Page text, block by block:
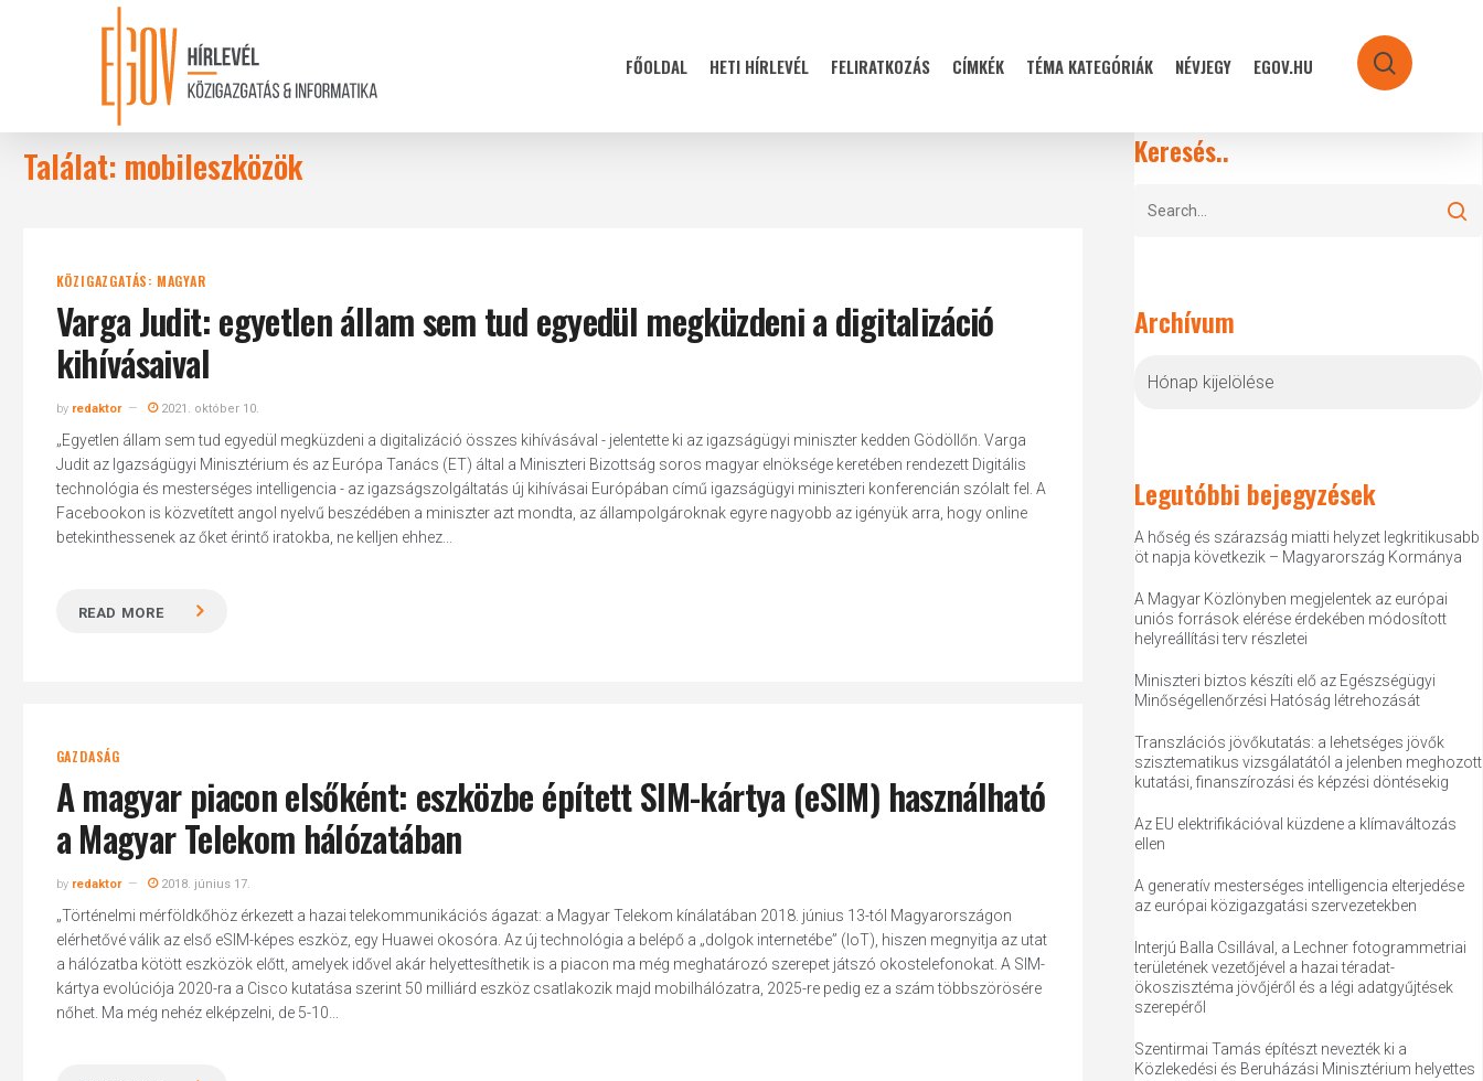
FŐOLDAL HETI HÍRLEVÉL FELIRATKOZÁS CÍMKÉK TÉMA KATEGÓRIÁK NÉVJEGY EGOV.HU search
Találat: mobileszközök
KÖZIGAZGATÁS: MAGYAR
Varga Judit: egyetlen állam sem tud egyedül megküzdeni a digitalizáció
kihívásaival
by redaktor 2021. október 10.
„Egyetlen állam sem tud egyedül megküzdeni a digitalizáció összes kihívásával - jelentette ki az igazságügyi miniszter kedden Gödöllőn. Varga
Judit az Igazságügyi Minisztérium és az Európa Tanács (ET) által a Miniszteri Bizottság soros magyar elnöksége keretében rendezett Digitális
technológia és mesterséges intelligencia - az igazságszolgáltatás új kihívásai Európában című igazságügyi miniszteri konferencián szólalt fel. A
Facebookon is közvetített angol nyelvű beszédében a miniszter azt mondta, az állampolgároknak egyre nagyobb az igényük arra, hogy online
betekinthessenek az őket érintő iratokba, ne kelljen ehhez...
READ MORE
GAZDASÁG
A magyar piacon elsőként: eszközbe épített SIM-kártya (eSIM) használható
a Magyar Telekom hálózatában
by redaktor 2018. június 17.
„Történelmi mérföldkőhöz érkezett a hazai telekommunikációs ágazat: a Magyar Telekom kínálatában 2018. június 13-tól Magyarországon
elérhetővé válik az első eSIM-képes eszköz, egy Huawei okosóra. Az új technológia a belépő a „dolgok internetébe” (IoT), hiszen megnyitja az utat
a hálózatba kötött eszközök előtt, amelyek idővel akár helyettesíthetik is a piacon ma még meghatározó szerepet játszó okostelefonokat. A SIM-
kártya evolúciója 2020-ra a Cisco kutatása szerint 50 milliárd eszköz csatlakozik majd mobilhálózatra, 2025-re pedig ez a szám többszörösére
nőhet. Ma még nehéz elképzelni, de 5-10...
Keresés..
Archívum
Legutóbbi bejegyzések
A hőség és szárazság miatti helyzet legkritikusabb
öt napja következik – Magyarország Kormánya
A Magyar Közlönyben megjelentek az európai
uniós források elérése érdekében módosított
helyreállítási terv részletei
Miniszteri biztos készíti elő az Egészségügyi
Minőségellenőrzési Hatóság létrehozását
Transzlációs jövőkutatás: a lehetséges jövők
szisztematikus vizsgálatától a jelenben meghozott
kutatási, finanszírozási és képzési döntésekig
Az EU elektrifikációval küzdene a klímaváltozás
ellen
A generatív mesterséges intelligencia elterjedése
az európai közigazgatási szervezetekben
Interjú Balla Csillával, a Lechner fotogrammetriai
területének vezetőjével a hazai téradat-
ökoszisztéma jövőjéről és a légi adatgyűjtések
szerepéről
Szentirmai Tamás építészt nevezték ki a
Közlekedési és Beruházási Minisztérium helyettes